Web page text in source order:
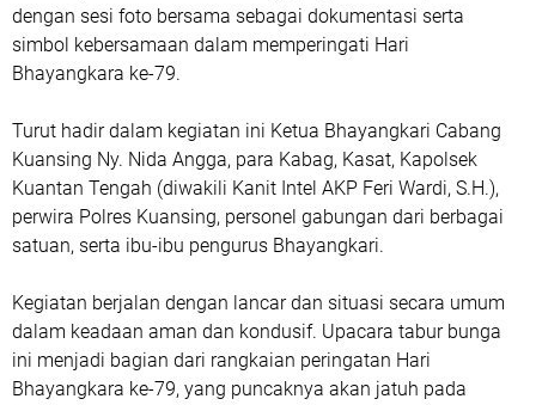
dengan sesi foto bersama sebagai dokumentasi serta
simbol kebersamaan dalam memperingati Hari
Bhayangkara ke-79.
Turut hadir dalam kegiatan ini Ketua Bhayangkari Cabang
Kuansing Ny. Nida Angga, para Kabag, Kasat, Kapolsek
Kuantan Tengah (diwakili Kanit Intel AKP Feri Wardi, S.H.),
perwira Polres Kuansing, personel gabungan dari berbagai
satuan, serta ibu-ibu pengurus Bhayangkari.
Kegiatan berjalan dengan lancar dan situasi secara umum
dalam keadaan aman dan kondusif. Upacara tabur bunga
ini menjadi bagian dari rangkaian peringatan Hari
Bhayangkara ke-79, yang puncaknya akan jatuh pada